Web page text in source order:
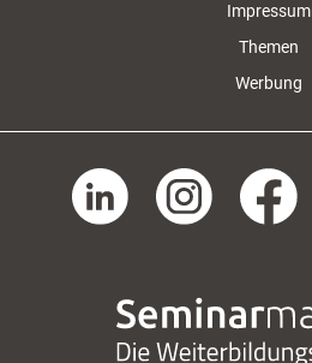
Impressum
Themen
Werbung